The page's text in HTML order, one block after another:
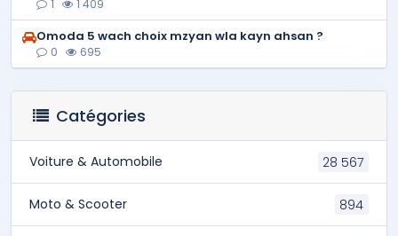
1 1 409
Omoda 5 wach choix mzyan wla kayn ahsan ?
0 695
Catégories
Voiture & Automobile 28 567
Moto & Scooter 894